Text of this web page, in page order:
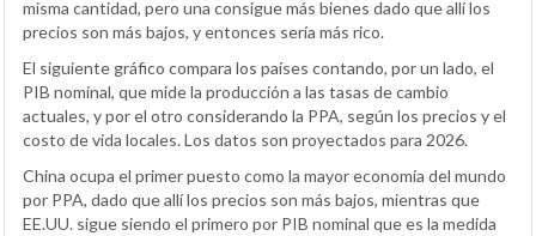
misma cantidad, pero una consigue más bienes dado que allí los
precios son más bajos, y entonces sería más rico.
El siguiente gráfico compara los países contando, por un lado, el
PIB nominal, que mide la producción a las tasas de cambio
actuales, y por el otro considerando la PPA, según los precios y el
costo de vida locales. Los datos son proyectados para 2026.
China ocupa el primer puesto como la mayor economía del mundo
por PPA, dado que allí los precios son más bajos, mientras que
EE.UU. sigue siendo el primero por PIB nominal que es la medida